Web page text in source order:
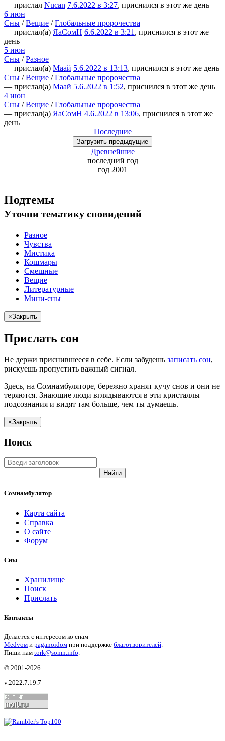
— прислал Nucan 7.6.2022 в 3:27, приснился в этот же день
6 июн
Сны /Вещие /Глобальные пророчества
— прислал(а) ЯаСомН 6.6.2022 в 3:21 , приснился в этот же
день
5 июн
Сны /Разное
— прислал(а) Маай 5.6.2022 в 13:13, приснился в этот же день
Сны /Вещие /Глобальные пророчества
— прислал(а) Маай 5.6.2022 в 1:52, приснился в этот же день
4 июн
Сны /Вещие /Глобальные пророчества
— прислал(а) ЯаСомН 4.6.2022 в 13:06, приснился в этот же
день
Последние
Загрузить предыдущие
Древнейшие
последний год
год 2001
Подтемы
Уточни тематику сновидений
Разное
Чувства
Мистика
Кошмары
Смешные
Вещие
Литературные
Мини-сны
×Закрыть
Прислать сон
Не держи приснившееся в себе. Если забудешь записать сон,
рискуешь пропустить важный сигнал.
Здесь, на Сомнамбуляторе, бережно хранят кучу снов и они не
теряются. Знающие люди вглядываются в эти кристаллы
подсознания и видят там больше, чем ты думаешь.
×Закрыть
Поиск
Найти
Сомнамбулятор
Карта сайта
Справка
О сайте
Форум
Сны
Хранилище
Поиск
Прислать
Контакты
Делается с интересом ко снам
Medvом и paganoidом при поддержке благотворителей.
Пиши нам tork@somn.info.
© 2001 -2026
v.2022.7.19.7